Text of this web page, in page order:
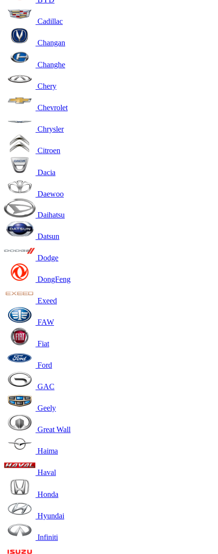
Cadillac
Changan
Changhe
Chery
Chevrolet
Chrysler
Citroen
Dacia
Daewoo
Daihatsu
Datsun
Dodge
DongFeng
Exeed
FAW
Fiat
Ford
GAC
Geely
Great Wall
Haima
Haval
Honda
Hyundai
Infiniti